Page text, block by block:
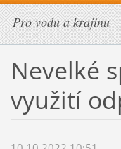
Pro vodu a krajinu
Nevelké
využití